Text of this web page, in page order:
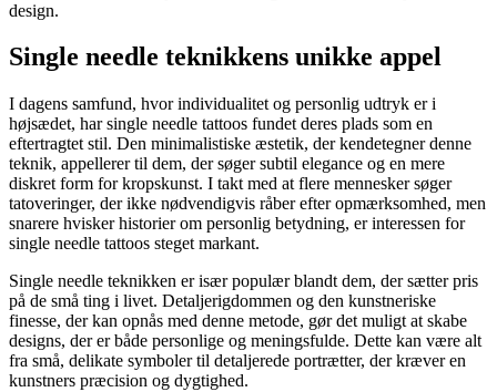
design.
Single needle teknikkens unikke appel
I dagens samfund, hvor individualitet og personlig udtryk er i
højsædet, har single needle tattoos fundet deres plads som en
eftertragtet stil. Den minimalistiske æstetik, der kendetegner denne
teknik, appellerer til dem, der søger subtil elegance og en mere
diskret form for kropskunst. I takt med at flere mennesker søger
tatoveringer, der ikke nødvendigvis råber efter opmærksomhed, men
snarere hvisker historier om personlig betydning, er interessen for
single needle tattoos steget markant.
Single needle teknikken er især populær blandt dem, der sætter pris
på de små ting i livet. Detaljerigdommen og den kunstneriske
finesse, der kan opnås med denne metode, gør det muligt at skabe
designs, der er både personlige og meningsfulde. Dette kan være alt
fra små, delikate symboler til detaljerede portrætter, der kræver en
kunstners præcision og dygtighed.